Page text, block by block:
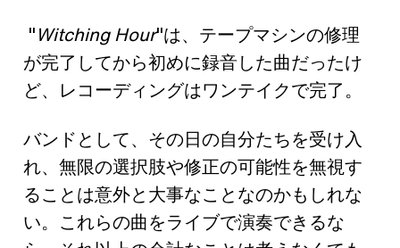
"Witching Hour"は、テープマシンの修理
が完了してから初めに録音した曲だったけ
ど、レコーディングはワンテイクで完了。
バンドとして、その日の自分たちを受け入
れ、無限の選択肢や修正の可能性を無視す
ることは意外と大事なことなのかもしれな
い。これらの曲をライブで演奏できるな